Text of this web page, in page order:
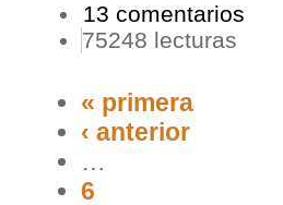
13 comentarios
75248 lecturas
« primera
‹ anterior
…
6